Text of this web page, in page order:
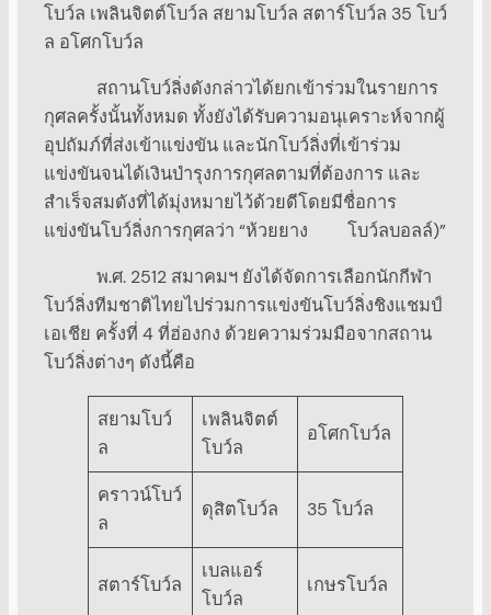
โบว์ล เพลินจิตต์โบว์ล สยามโบว์ล สตาร์โบว์ล 35 โบว์
ล อโศกโบว์ล
สถานโบว์ลิ่งดังกล่าวได้ยกเข้าร่วมในรายการ
กุศลครั้งนั้นทั้งหมด ทั้งยังได้รับความอนุเคราะห์จากผู้
อุปถัมภ์ที่ส่งเข้าแข่งขัน และนักโบว์ลิ่งที่เข้าร่วม
แข่งขันจนได้เงินบำรุงการกุศลตามที่ต้องการ และ
สำเร็จสมดังที่ได้มุ่งหมายไว้ด้วยดีโดยมีชื่อการ
แข่งขันโบว์ลิ่งการกุศลว่า “ห้วยยาง โบว์ลบอลล์)”
พ.ศ. 2512 สมาคมฯ ยังได้จัดการเลือกนักกีฬา
โบว์ลิ่งทีมชาติไทยไปร่วมการแข่งขันโบว์ลิ่งชิงแชมป์
เอเชีย ครั้งที่ 4 ที่ฮ่องกง ด้วยความร่วมมือจากสถาน
โบว์ลิ่งต่างๆ ดังนี้คือ
สยามโบว์
ล
เพลินจิตต์
โบว์ล
อโศกโบว์ล
คราวน์โบว์
ล
ดุสิตโบว์ล 35 โบว์ล
สตาร์โบว์ล
เบลแอร์
โบว์ล
เกษรโบว์ล